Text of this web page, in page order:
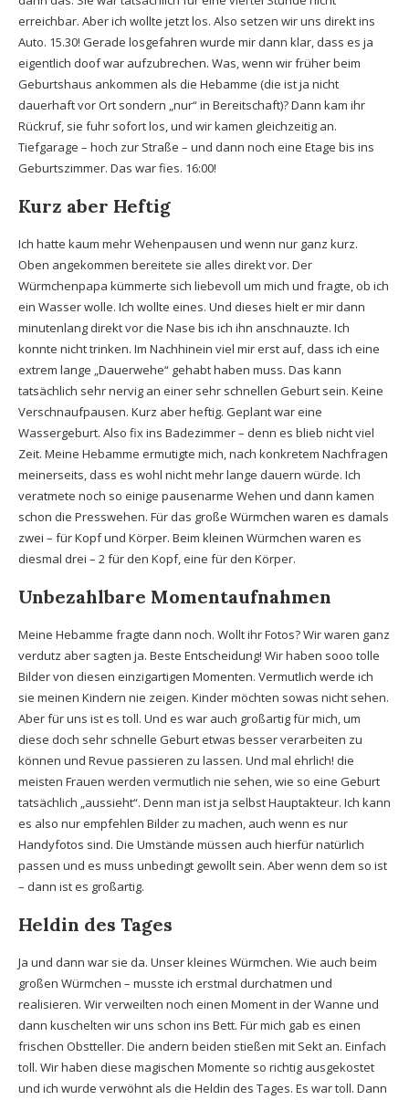
erreichbar. Aber ich wollte jetzt los. Also setzen wir uns direkt ins
Auto. 15.30! Gerade losgefahren wurde mir dann klar, dass es ja
eigentlich doof war aufzubrechen. Was, wenn wir früher beim
Geburtshaus ankommen als die Hebamme (die ist ja nicht
dauerhaft vor Ort sondern „nur“ in Bereitschaft)? Dann kam ihr
Rückruf, sie fuhr sofort los, und wir kamen gleichzeitig an.
Tiefgarage – hoch zur Straße – und dann noch eine Etage bis ins
Geburtszimmer. Das war fies. 16:00!
Kurz aber Heftig
Ich hatte kaum mehr Wehenpausen und wenn nur ganz kurz.
Oben angekommen bereitete sie alles direkt vor. Der
Würmchenpapa kümmerte sich liebevoll um mich und fragte, ob ich
ein Wasser wolle. Ich wollte eines. Und dieses hielt er mir dann
minutenlang direkt vor die Nase bis ich ihn anschnauzte. Ich
konnte nicht trinken. Im Nachhinein viel mir erst auf, dass ich eine
extrem lange „Dauerwehe“ gehabt haben muss. Das kann
tatsächlich sehr nervig an einer sehr schnellen Geburt sein. Keine
Verschnaufpausen. Kurz aber heftig. Geplant war eine
Wassergeburt. Also fix ins Badezimmer – denn es blieb nicht viel
Zeit. Meine Hebamme ermutigte mich, nach konkretem Nachfragen
meinerseits, dass es wohl nicht mehr lange dauern würde. Ich
veratmete noch so einige pausenarme Wehen und dann kamen
schon die Presswehen. Für das große Würmchen waren es damals
zwei – für Kopf und Körper. Beim kleinen Würmchen waren es
diesmal drei – 2 für den Kopf, eine für den Körper.
Unbezahlbare Momentaufnahmen
Meine Hebamme fragte dann noch. Wollt ihr Fotos? Wir waren ganz
verdutz aber sagten ja. Beste Entscheidung! Wir haben sooo tolle
Bilder von diesen einzigartigen Momenten. Vermutlich werde ich
sie meinen Kindern nie zeigen. Kinder möchten sowas nicht sehen.
Aber für uns ist es toll. Und es war auch großartig für mich, um
diese doch sehr schnelle Geburt etwas besser verarbeiten zu
können und Revue passieren zu lassen. Und mal ehrlich! die
meisten Frauen werden vermutlich nie sehen, wie so eine Geburt
tatsächlich „aussieht“. Denn man ist ja selbst Hauptakteur. Ich kann
es also nur empfehlen Bilder zu machen, auch wenn es nur
Handyfotos sind. Die Umstände müssen auch hierfür natürlich
passen und es muss unbedingt gewollt sein. Aber wenn dem so ist
– dann ist es großartig.
Heldin des Tages
Ja und dann war sie da. Unser kleines Würmchen. Wie auch beim
großen Würmchen – musste ich erstmal durchatmen und
realisieren. Wir verweilten noch einen Moment in der Wanne und
dann kuschelten wir uns schon ins Bett. Für mich gab es einen
frischen Obstteller. Die andern beiden stießen mit Sekt an. Einfach
toll. Wir haben diese magischen Momente so richtig ausgekostet
und ich wurde verwöhnt als die Heldin des Tages. Es war toll. Dann